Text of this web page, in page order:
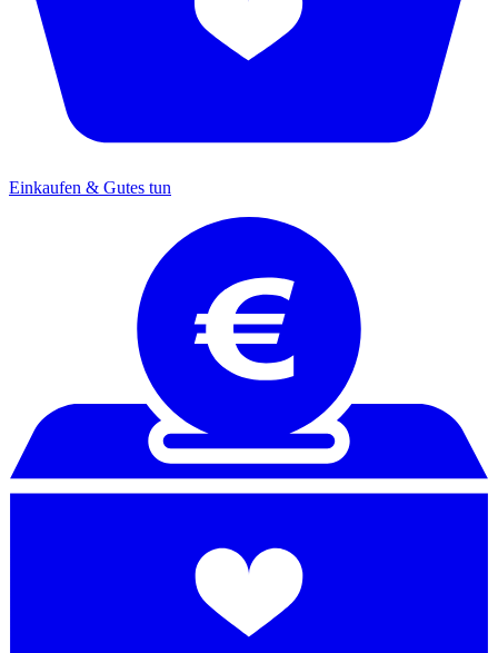
Einkaufen & Gutes tun